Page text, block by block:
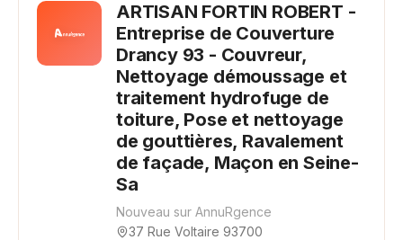
ARTISAN FORTIN ROBERT -
Entreprise de Couverture
Drancy 93 - Couvreur,
Nettoyage démoussage et
traitement hydrofuge de
toiture, Pose et nettoyage
de gouttières, Ravalement
de façade, Maçon en Seine-
Sa
Nouveau sur AnnuRgence
37 Rue Voltaire 93700